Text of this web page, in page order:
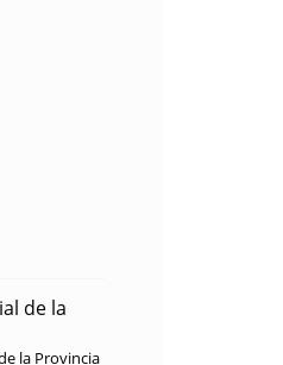
de la
la Provincia